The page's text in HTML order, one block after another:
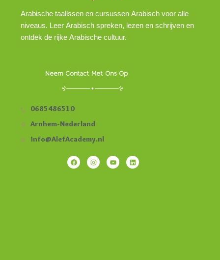
Arabische taallssen en cursussen Arabisch voor alle
niveaus. Leer Arabisch spreken, lezen en schrijven en
ontdek de rijke Arabische cultuur.
Neem Contact Met Ons Op
0685486510
Arnhem-Nederland
info@AlefAcademy.nl